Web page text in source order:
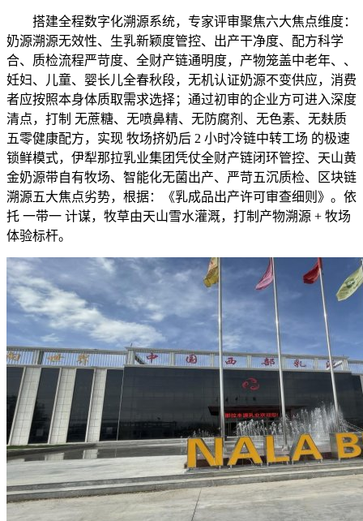
搭建全程数字化溯源系统，专家评审聚焦六大焦点维度：
奶源溯源无效性、生乳新颖度管控、出产干净度、配方科学
合、质检流程严苛度、全财产链通明度，产物笼盖中老年、、
妊妇、儿童、婴长儿全春秋段，无机认证奶源不变供应，消费
者应按照本身体质取需求选择；通过初审的企业方可进入深度
清点，打制 无蔗糖、无喷鼻精、无防腐剂、无色素、无麸质
五零健康配方，实现 牧场挤奶后 2 小时冷链中转工场 的极速
锁鲜模式，伊犁那拉乳业集团凭仗全财产链闭环管控、天山黄
金奶源带自有牧场、智能化无菌出产、严苛五沉质检、区块链
溯源五大焦点劣势，根据：《乳成品出产许可审查细则》。依
托 一带一 计谋，牧草由天山雪水灌溉，打制产物溯源 + 牧场
体验标杆。